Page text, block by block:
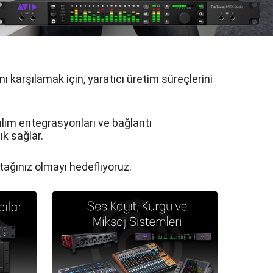
karşılamak için, yaratıcı üretim süreçlerini
entegrasyonları ve bağlantı
sağlar.
olmayı hedefliyoruz.